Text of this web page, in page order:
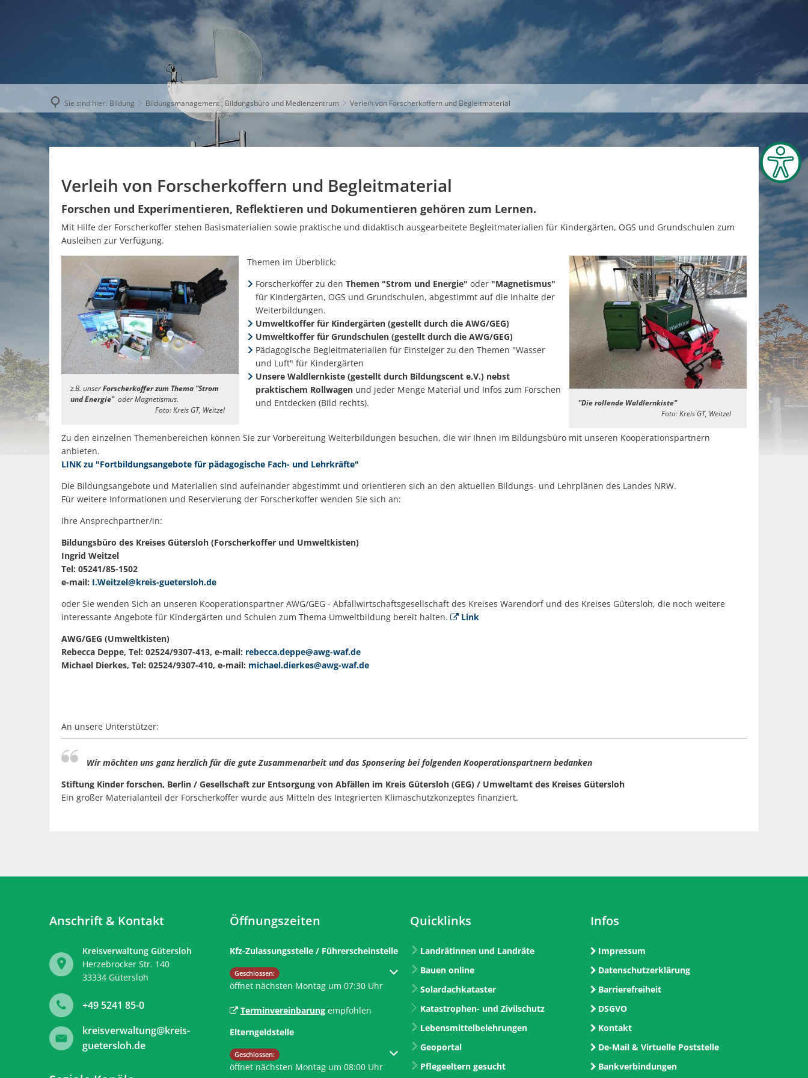
AKTUELLES THEMEN UNSER KREIS KARRIERE
Sie sind hier: Bildung Bildungsmanagement , Bildungsbüro und Medienzentrum Verleih von Forscherkoffern und Begleitmaterial
Verleih von Forscherkoffern und Begleitmaterial
Forschen und Experimentieren, Reflektieren und Dokumentieren gehören zum Lernen.
Mit Hilfe der Forscherkoffer stehen Basismaterialien sowie praktische und didaktisch ausgearbeitete Begleitmaterialien für Kindergärten, OGS und Grundschulen zum
Ausleihen zur Verfügung.
z.B. unserForscherkoffer zum Thema "Strom
und Energie" oder Magnetismus.
Foto: Kreis GT, Weitzel
"Die rollende Waldlernkiste"
Foto: Kreis GT, Weitzel
Themen im Überblick:
Forscherkoffer zu den Themen "Strom und Energie" oder "Magnetismus"
für Kindergärten, OGS und Grundschulen, abgestimmt auf die Inhalte der
Weiterbildungen.
Umweltkoffer für Kindergärten (gestellt durch die AWG/GEG)
Umweltkoffer für Grundschulen (gestellt durch die AWG/GEG)
Pädagogische Begleitmaterialien für Einsteiger zu den Themen "Wasser
und Luft" für Kindergärten
Unsere Waldlernkiste (gestellt durch Bildungscent e.V.) nebst
praktischem Rollwagen und jeder Menge Material und Infos zum Forschen
und Entdecken (Bild rechts).
Zu den einzelnen Themenbereichen können Sie zur Vorbereitung Weiterbildungen besuchen, die wir Ihnen im Bildungsbüro mit unseren Kooperationspartnern
anbieten.
LINK zu "Fortbildungsangebote für pädagogische Fach- und Lehrkräfte"
Die Bildungsangebote und Materialien sind aufeinander abgestimmt und orientieren sich an den aktuellen Bildungs- und Lehrplänen des Landes NRW.
Für weitere Informationen und Reservierung der Forscherkoffer wenden Sie sich an:
Ihre Ansprechpartner/in:
Bildungsbüro des Kreises Gütersloh (Forscherkoffer und Umweltkisten)
Ingrid Weitzel
Tel: 05241/85-1502
e-mail: I.Weitzel@kreis-guetersloh.de
oder Sie wenden Sich an unseren Kooperationspartner AWG/GEG - Abfallwirtschaftsgesellschaft des Kreises Warendorf und des Kreises Gütersloh, die noch weitere
interessante Angebote für Kindergärten und Schulen zum Thema Umweltbildung bereit halten.
Link
AWG/GEG (Umweltkisten)
Rebecca Deppe, Tel: 02524/9307-413, e-mail: rebecca.deppe@awg-waf.de
Michael Dierkes, Tel: 02524/9307-410, e-mail: michael.dierkes@awg-waf.de
An unsere Unterstützer:
Wir möchten uns ganz herzlich für die gute Zusammenarbeit und das Sponsering bei folgenden Kooperationspartnern bedanken
Stiftung Kinder forschen, Berlin / Gesellschaft zur Entsorgung von Abfällen im Kreis Gütersloh (GEG) / Umweltamt des Kreises Gütersloh
Ein großer Materialanteil der Forscherkoffer wurde aus Mitteln des Integrierten Klimaschutzkonzeptes finanziert.
Anschrift & Kontakt
Kreisverwaltung Gütersloh
Herzebrocker Str. 140
33334 Gütersloh
+49 5241 85-0
kreisverwaltung@kreis-
guetersloh.de
Öffnungszeiten
Kfz-Zulassungsstelle / Führerscheinstelle
Klicken, um weitere Öffnungs- oder Schließzeiten auszublenden
Geschlossen:
öffnet nächsten Montag um 07:30 Uhr
Terminvereinbarungempfohlen
Elterngeldstelle
Klicken, um weitere Öffnungs- oder Schließzeiten auszublenden
Geschlossen:
öffnet nächsten Montag um 08:00 Uhr
Quicklinks
Landrätinnen und Landräte
Bauen online
Solardachkataster
Katastrophen- und Zivilschutz
Lebensmittelbelehrungen
Geoportal
Pflegeeltern gesucht
Infos
Impressum
Datenschutzerklärung
Barrierefreiheit
DSGVO
Kontakt
De-Mail & Virtuelle Poststelle
Bankverbindungen